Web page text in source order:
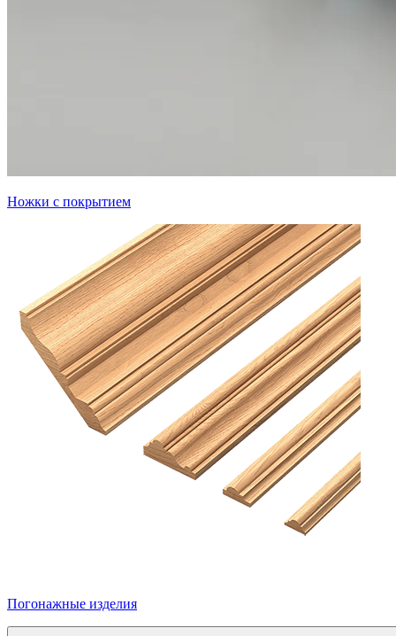
Ножки с покрытием
Погонажные изделия